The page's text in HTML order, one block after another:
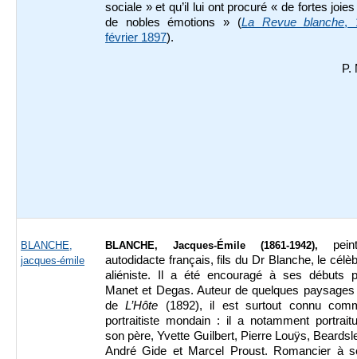
sociale » et qu’il lui ont procuré « de fortes
de nobles émotions » (La Revue blanche,
février 1897).
P.
BLANCHE,
jacques-émile
BLANCHE, Jacques-Émile (1861-1942),
autodidacte français, fils du Dr Blanche, le
aliéniste. Il a été encouragé à ses débuts
Manet et Degas. Auteur de quelques
deL’Hôte (1892), il est surtout connu
portraitiste mondain : il a notamment
son père, Yvette Guilbert, Pierre Louÿs,
André Gide et Marcel Proust. Romancier à